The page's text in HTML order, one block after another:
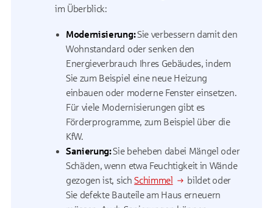
im Überblick:
Modernisierung:Sie verbessern damit den
Wohnstandard oder senken den
Energieverbrauch Ihres Gebäudes, indem
Sie zum Beispiel eine neue Heizung
einbauen oder moderne Fenster einsetzen.
Für viele Modernisierungen gibt es
Förderprogramme, zum Beispiel über die
KfW.
Sanierung:Sie beheben dabei Mängel oder
Schäden, wenn etwa Feuchtigkeit in Wände
gezogen ist, sichSchimmel
bildet oder
Sie defekte Bauteile am Haus erneuern